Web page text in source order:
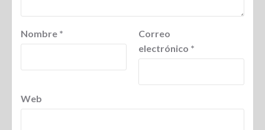
Nombre *
Correo
electrónico *
Web